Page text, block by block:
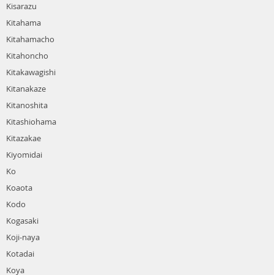
Kisarazu
Kitahama
Kitahamacho
Kitahoncho
Kitakawagishi
Kitanakaze
Kitanoshita
Kitashiohama
Kitazakae
Kiyomidai
Ko
Koaota
Kodo
Kogasaki
Koji-naya
Kotadai
Koya